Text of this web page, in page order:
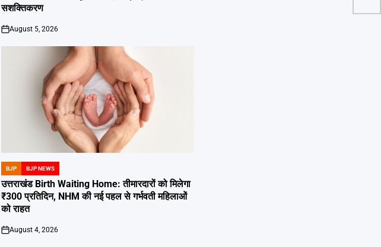
सशक्तिकरण
on
August 5, 2026
POSTED
IN
BJP BJP NEWS
उत्तराखंड Birth Waiting Home: तीमारदारों को मिलेगा
₹300 प्रतिदिन, NHM की नई पहल से गर्भवती महिलाओं
को राहत
on
August 4, 2026